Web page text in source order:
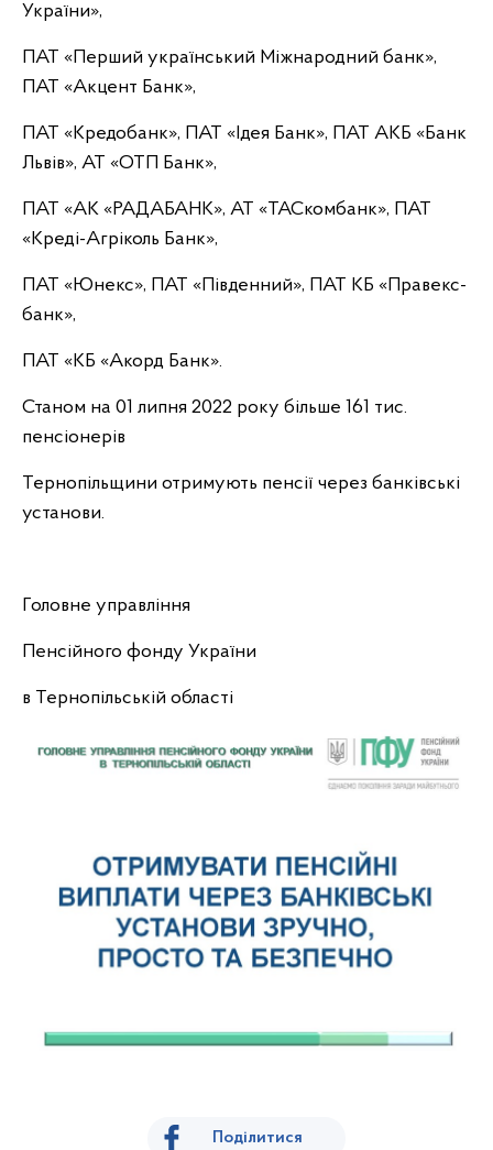
України»,
ПАТ «Перший український Міжнародний банк»,
ПАТ «Акцент Банк»,
ПАТ «Кредобанк», ПАТ «Ідея Банк», ПАТ АКБ «Банк
Львів», АТ «ОТП Банк»,
ПАТ «АК «РАДАБАНК», АТ «ТАСкомбанк», ПАТ
«Креді-Агріколь Банк»,
ПАТ «Юнекс», ПАТ «Південний», ПАТ КБ «Правекс-
банк»,
ПАТ «КБ «Акорд Банк».
Станом на 01 липня 2022 року більше 161 тис.
пенсіонерів
Тернопільщини отримують пенсії через банківські
установи.
Головне управління
Пенсійного фонду України
в Тернопільській області
Поділитися